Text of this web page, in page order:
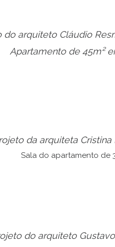
arquiteto Cláudio
da arquiteta Cristina
do arquiteto